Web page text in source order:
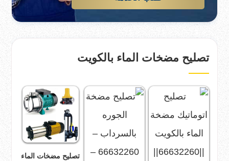
تصليح مضخات الماء بالكويت
تصليح مضخات الماء